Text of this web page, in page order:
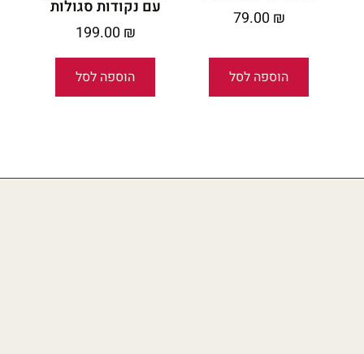
79.00 ₪
הוספה לסל
עם נקודות סגולות
199.00 ₪
הוספה לסל